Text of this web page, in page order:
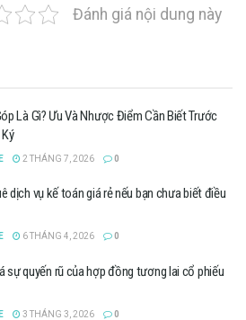
Đánh giá nội dung này
Là Gì? Ưu Và Nhược Điểm Cần Biết Trước
2 THÁNG 7, 2026 0
dịch vụ kế toán giá rẻ nếu bạn chưa biết điều
6 THÁNG 4, 2026 0
sự quyến rũ của hợp đồng tương lai cổ phiếu
3 THÁNG 3, 2026 0